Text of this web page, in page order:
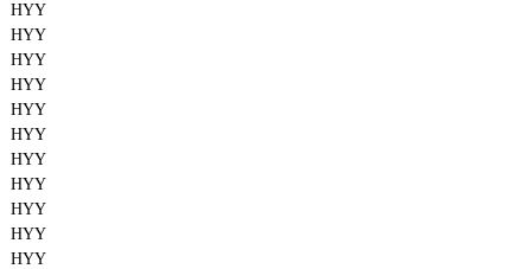
HYY
HYY
HYY
HYY
HYY
HYY
HYY
HYY
HYY
HYY
HYY